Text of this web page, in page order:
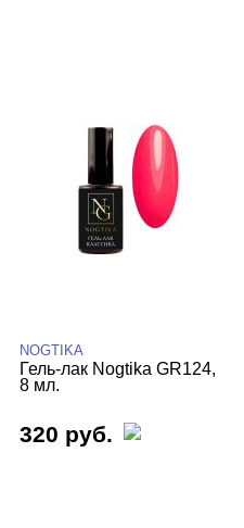
NOGTIKA
Гель-лак Nogtika GR124,
8 мл.
320 руб.